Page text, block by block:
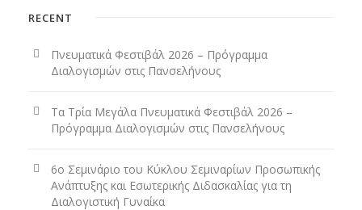
RECENT
Πνευματικά Φεστιβάλ 2026 – Πρόγραμμα
Διαλογισμών στις Πανσελήνους
Τα Τρία Μεγάλα Πνευματικά Φεστιβάλ 2026 –
Πρόγραμμα Διαλογισμών στις Πανσελήνους
6ο Σεμινάριο του Κύκλου Σεμιναρίων Προσωπικής
Ανάπτυξης και Εσωτερικής Διδασκαλίας για τη
Διαλογιστική Γυναίκα